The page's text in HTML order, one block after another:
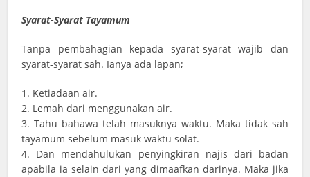
Syarat-Syarat Tayamum
Tanpa pembahagian kepada syarat-syarat wajib dan
syarat-syarat sah. Ianya ada lapan;
1. Ketiadaan air.
2. Lemah dari menggunakan air.
3. Tahu bahawa telah masuknya waktu. Maka tidak sah
tayamum sebelum masuk waktu solat.
4. Dan mendahulukan penyingkiran najis dari badan
apabila ia selain dari yang dimaafkan darinya. Maka jika